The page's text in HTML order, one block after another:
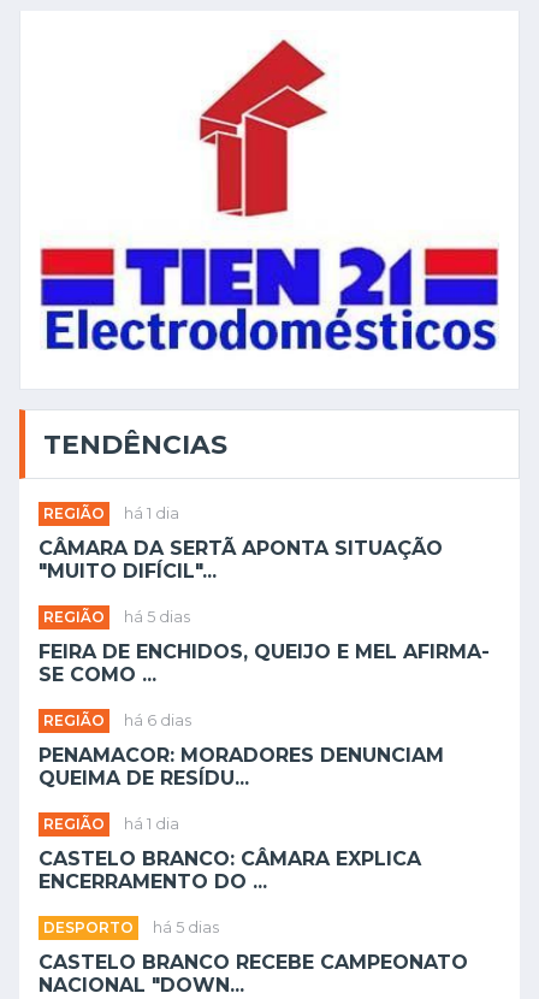
TENDÊNCIAS
REGIÃO há 1 dia
CÂMARA DA SERTÃ APONTA SITUAÇÃO
"MUITO DIFÍCIL"...
REGIÃO há 5 dias
FEIRA DE ENCHIDOS, QUEIJO E MEL AFIRMA-
SE COMO ...
REGIÃO há 6 dias
PENAMACOR: MORADORES DENUNCIAM
QUEIMA DE RESÍDU...
REGIÃO há 1 dia
CASTELO BRANCO: CÂMARA EXPLICA
ENCERRAMENTO DO ...
DESPORTO há 5 dias
CASTELO BRANCO RECEBE CAMPEONATO
NACIONAL "DOWN...